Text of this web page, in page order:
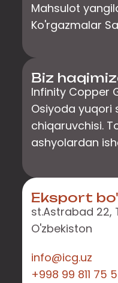
Mahsulot
Ko'rgazmalar
Biz
Infinity Copper
Osiyoda yuqori
chiqaruvchisi.
ashyolardan
Eksport
st.Astrabad 22,
O'zbekiston
info@icg.uz
+998 99 811 75